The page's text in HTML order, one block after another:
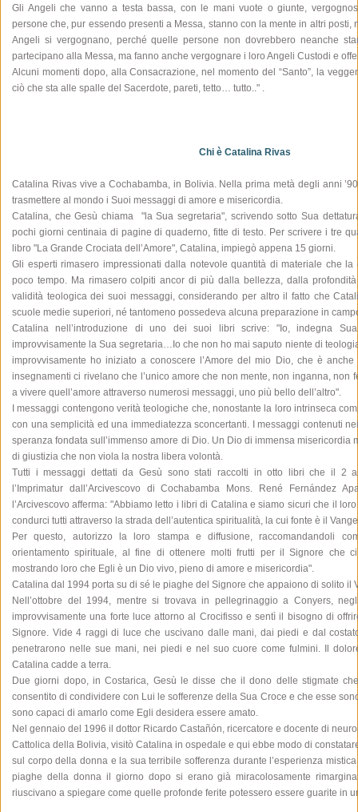
Gli Angeli che vanno a testa bassa, con le mani vuote o giunte,
persone che, pur essendo presenti a Messa, stanno con la mente in altri
Angeli si vergognano, perché quelle persone non dovrebbero neanche
partecipano alla Messa, ma fanno anche vergognare i loro Angeli Custodi e
Alcuni momenti dopo, alla Consacrazione, nel momento del “Santo”, la
ciò che sta alle spalle del Sacerdote, pareti, tetto… tutto.." .
Chi è Catalina Rivas
Catalina Rivas vive a Cochabamba, in Bolivia. Nella prima metà degli anni
trasmettere al mondo i Suoi messaggi di amore e misericordia.
Catalina, che Gesù chiama "la Sua segretaria", scrivendo sotto Sua
pochi giorni centinaia di pagine di quaderno, fitte di testo. Per scrivere i tre
libro "La Grande Crociata dell’Amore", Catalina, impiegò appena 15 giorni.
Gli esperti rimasero impressionati dalla notevole quantità di materiale che
poco tempo. Ma rimasero colpiti ancor di più dalla bellezza, dalla
validità teologica dei suoi messaggi, considerando per altro il fatto che
scuole medie superiori, né tantomeno possedeva alcuna preparazione in
Catalina nell’introduzione di uno dei suoi libri scrive: "Io, indegna
improvvisamente la Sua segretaria…Io che non ho mai saputo niente di
improvvisamente ho iniziato a conoscere l’Amore del mio Dio, che è
insegnamenti ci rivelano che l’unico amore che non mente, non inganna, non
a vivere quell’amore attraverso numerosi messaggi, uno più bello dell’altro".
I messaggi contengono verità teologiche che, nonostante la loro intrinseca
con una semplicità ed una immediatezza sconcertanti. I messaggi contenuti
speranza fondata sull’immenso amore di Dio. Un Dio di immensa misericordia
di giustizia che non viola la nostra libera volontà.
Tutti i messaggi dettati da Gesù sono stati raccolti in otto libri che il 2
l’Imprimatur dall’Arcivescovo di Cochabamba Mons. René Fernández
l’Arcivescovo afferma: "Abbiamo letto i libri di Catalina e siamo sicuri che il
condurci tutti attraverso la strada dell’autentica spiritualità, la cui fonte è il
Per questo, autorizzo la loro stampa e diffusione, raccomandandoli
orientamento spirituale, al fine di ottenere molti frutti per il Signore che
mostrando loro che Egli è un Dio vivo, pieno di amore e misericordia".
Catalina dal 1994 porta su di sé le piaghe del Signore che appaiono di solito il
Nell’ottobre del 1994, mentre si trovava in pellegrinaggio a Conyers,
improvvisamente una forte luce attorno al Crocifisso e sentì il bisogno di
Signore. Vide 4 raggi di luce che uscivano dalle mani, dai piedi e dal
penetrarono nelle sue mani, nei piedi e nel suo cuore come fulmini. Il
Catalina cadde a terra.
Due giorni dopo, in Costarica, Gesù le disse che il dono delle stigmate
consentito di condividere con Lui le sofferenze della Sua Croce e che esse
sono capaci di amarlo come Egli desidera essere amato.
Nel gennaio del 1996 il dottor Ricardo Castañón, ricercatore e docente di
Cattolica della Bolivia, visitò Catalina in ospedale e qui ebbe modo di
sul corpo della donna e la sua terribile sofferenza durante l’esperienza
piaghe della donna il giorno dopo si erano già miracolosamente
riuscivano a spiegare come quelle profonde ferite potessero essere guarite in